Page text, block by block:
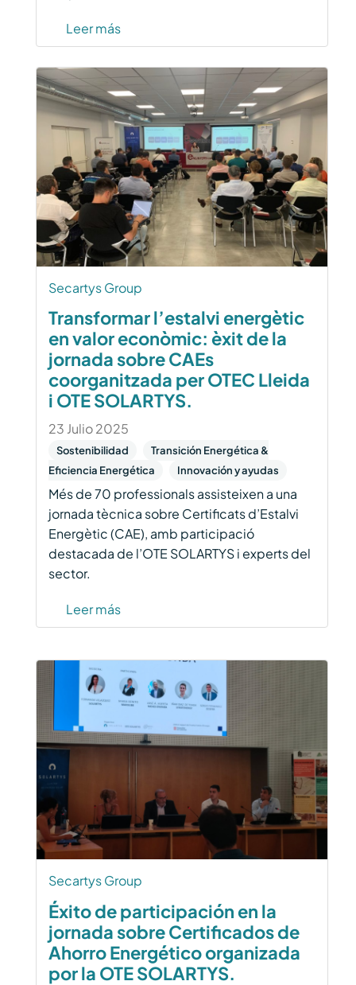
Leer más
Secartys Group
Transformar l’estalvi energètic
en valor econòmic: èxit de la
jornada sobre CAEs
coorganitzada per OTEC Lleida
i OTE SOLARTYS.
23 Julio 2025
Sostenibilidad
Transición Energética &
Eficiencia Energética
Innovación y ayudas
Més de 70 professionals assisteixen a una
jornada tècnica sobre Certificats d’Estalvi
Energètic (CAE), amb participació
destacada de l’OTE SOLARTYS i experts del
sector.
Leer más
Secartys Group
Éxito de participación en la
jornada sobre Certificados de
Ahorro Energético organizada
por la OTE SOLARTYS.